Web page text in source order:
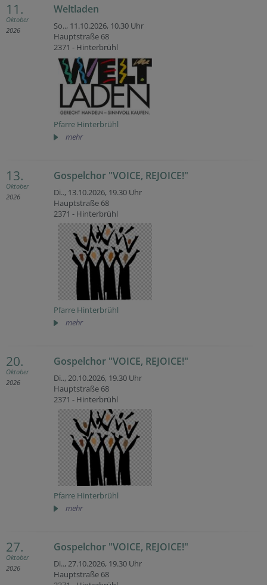
11.
Oktober
2026
Weltladen
So.., 11.10.2026, 10.30 Uhr
Hauptstraße 68
2371 - Hinterbrühl
Pfarre Hinterbrühl
mehr
13.
Oktober
2026
Gospelchor "VOICE, REJOICE!"
Di.., 13.10.2026, 19.30 Uhr
Hauptstraße 68
2371 - Hinterbrühl
Pfarre Hinterbrühl
mehr
20.
Oktober
2026
Gospelchor "VOICE, REJOICE!"
Di.., 20.10.2026, 19.30 Uhr
Hauptstraße 68
2371 - Hinterbrühl
Pfarre Hinterbrühl
mehr
27.
Oktober
2026
Gospelchor "VOICE, REJOICE!"
Di.., 27.10.2026, 19.30 Uhr
Hauptstraße 68